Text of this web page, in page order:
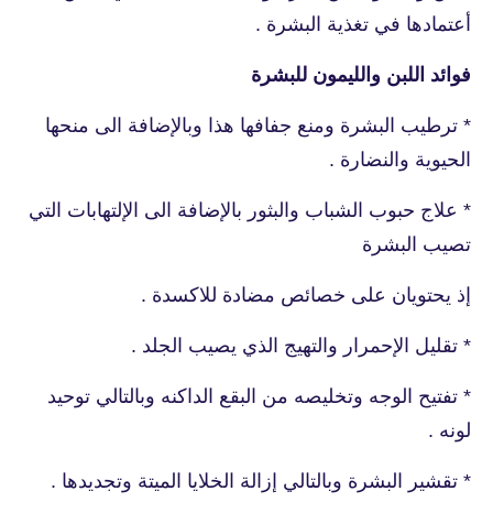
أعتمادها في تغذية البشرة .
فوائد اللبن والليمون للبشرة
* ترطيب البشرة ومنع جفافها هذا وبالإضافة الى منحها
الحيوية والنضارة .
* علاج حبوب الشباب والبثور بالإضافة الى الإلتهابات التي
تصيب البشرة
إذ يحتويان على خصائص مضادة للاكسدة .
* تقليل الإحمرار والتهيج الذي يصيب الجلد .
* تفتيح الوجه وتخليصه من البقع الداكنه وبالتالي توحيد
لونه .
* تقشير البشرة وبالتالي إزالة الخلايا الميتة وتجديدها .